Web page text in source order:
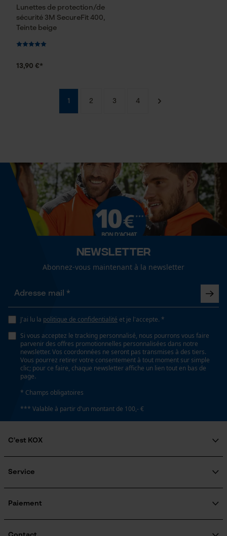
Lunettes de protection/de
sécurité 3M SecureFit 400,
Teinte beige
13,90 €*
1 2 3 4
Newsletter
Abonnez-vous maintenant à la newsletter
J'ai lu la politique de confidentialité et je l'accepte. *
Si vous acceptez le tracking personnalisé, nous pourrons vous faire
parvenir des offres promotionnelles personnalisées dans notre
newsletter. Vos coordonnées ne seront pas transmises à des tiers.
Vous pourrez retirer votre consentement à tout moment sur simple
clic; pour ce faire, chaque newsletter affiche un lien tout en bas de
page.
* Champs obligatoires
*** Valable à partir d'un montant de 100,- €
C'est KOX
Engagement social
Inscription à la newsletter
Service
KOX Catalogue
Paiement
Event Tracking